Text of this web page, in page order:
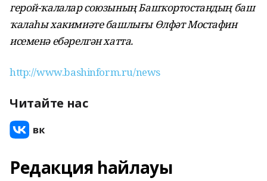
герой-ҡалалар союзының Башҡортостандың баш
ҡалаһы хакимиәте башлығы Өлфәт Мостафин
исеменә ебәрелгән хатта.
http://www.bashinform.ru/news
Читайте нас
Редакция һайлауы